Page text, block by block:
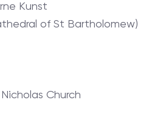
Kunst
of St Bartholomew)
Church